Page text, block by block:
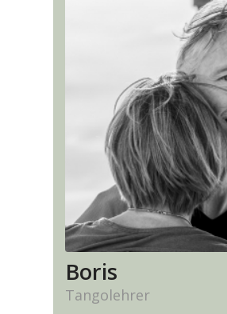
Boris
Tangolehrer